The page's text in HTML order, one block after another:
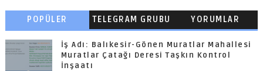
POPÜLER
BAŞLIKLAR
TELEGRAM GRUBU YORUMLAR
İş Adı: Balıkesir-Gönen Muratlar Mahallesi
Muratlar Çatağı Deresi Taşkın Kontrol
İnşaatı